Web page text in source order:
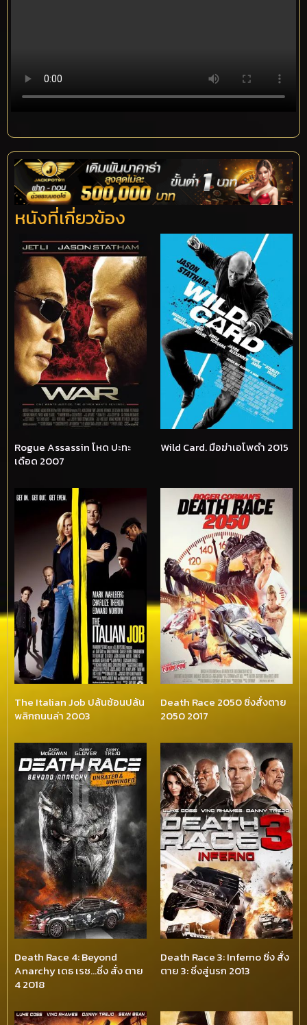
หนังที่เกี่ยวข้อง
Rogue Assassin โหด ปะทะ
เดือด 2007
Wild Card. มือฆ่าเอโพดำ 2015
The Italian Job ปล้นซ้อนปล้น
พลิกถนนล่า 2003
Death Race 2050 ซิ่งสั่งตาย
2050 2017
Death Race 4: Beyond
Anarchy เดธ เรซ…ซิ่ง สั่ง ตาย
4 2018
Death Race 3: Inferno ซิ่ง สั่ง
ตาย 3: ซิ่งสู่นรก 2013